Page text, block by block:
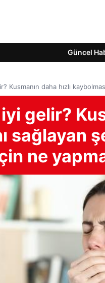
Güncel
Kusmanın daha hızlı
gelir?
sağlayan
ne